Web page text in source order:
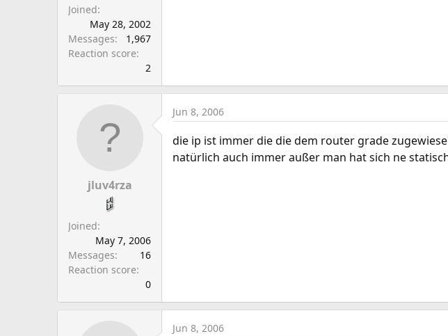
Joined
May 28, 2002
Messages
1,967
Reaction score
2
jluv4rza
Joined
May 7, 2006
Messages
16
Reaction score
0
Jun 8, 2006
die ip ist immer die die dem router grade
natürlich auch immer außer man hat sich ne
Jun 8, 2006